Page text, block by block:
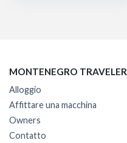
MONTENEGRO TRAVELER
Alloggio
Affittare una macchina
Owners
Contatto